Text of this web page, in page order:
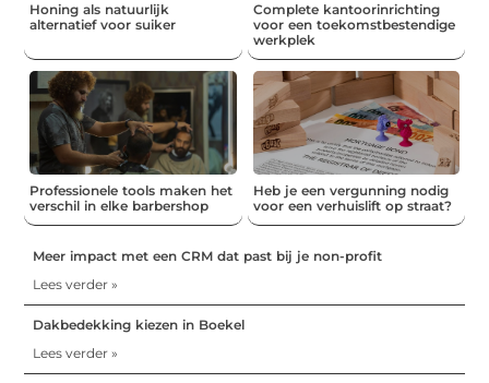
Honing als natuurlijk
alternatief voor suiker
Complete kantoorinrichting
voor een toekomstbestendige
werkplek
Professionele tools maken het
verschil in elke barbershop
Heb je een vergunning nodig
voor een verhuislift op straat?
Meer impact met een CRM dat past bij je non-profit
Lees verder »
Dakbedekking kiezen in Boekel
Lees verder »